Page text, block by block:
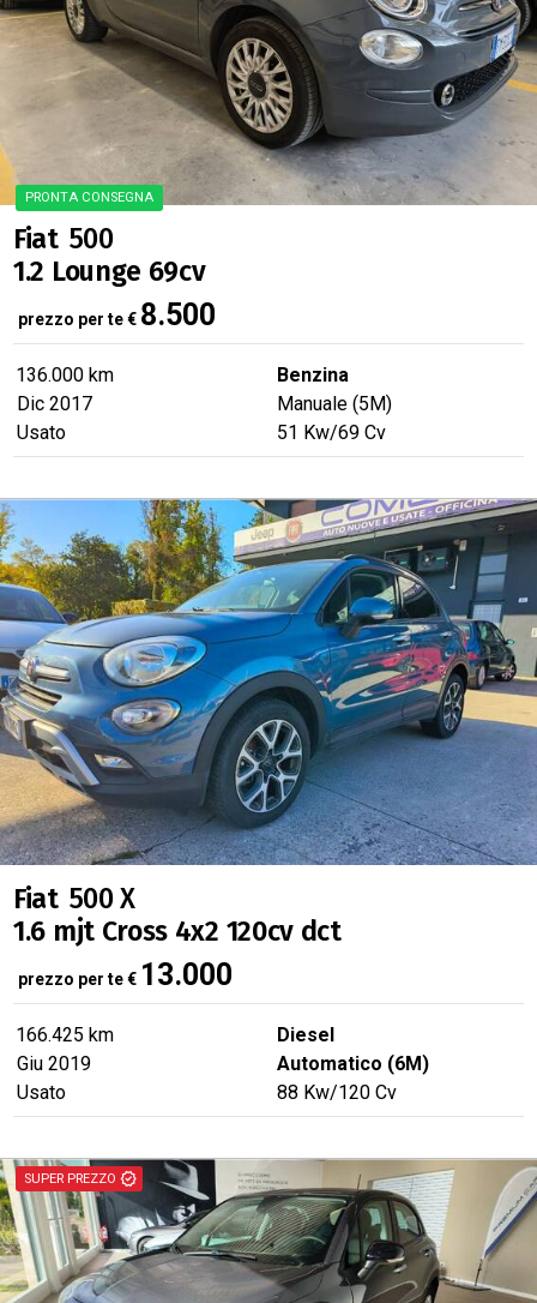
IN ARRIVO NOVITÀ
Fiat 500
1.2 Lounge 69cv
prezzo per te€ 8.500
136.000 km
Benzina
Dic 2017
Manuale (5M)
Usato
51 Kw/69 Cv
Fiat 500 X
1.6 mjt Cross 4x2 120cv dct
prezzo per te€ 13.000
166.425 km
Diesel
Giu 2019
Automatico (6M)
Usato
88 Kw/120 Cv